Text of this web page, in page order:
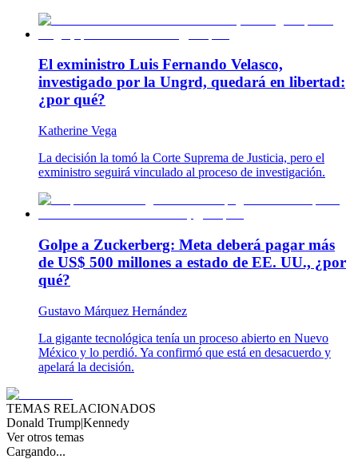
El exministro Luis Fernando Velasco,
investigado por la Ungrd, quedará en libertad:
¿por qué?
Katherine Vega
La decisión la tomó la Corte Suprema de Justicia, pero el
exministro seguirá vinculado al proceso de investigación.
Golpe a Zuckerberg: Meta deberá pagar más
de US$ 500 millones a estado de EE. UU., ¿por
qué?
Gustavo Márquez Hernández
La gigante tecnológica tenía un proceso abierto en Nuevo
México y lo perdió. Ya confirmó que está en desacuerdo y
apelará la decisión.
TEMAS RELACIONADOS
Donald Trump|Kennedy
Ver otros temas
Cargando...